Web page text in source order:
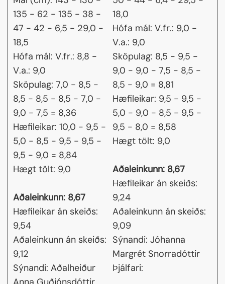
135 - 62 - 135 - 38 -
47 - 42 - 6,5 - 29,0 -
18,5
Hófa mál: V.fr.: 8,8 -
V.a.: 9,0
Sköpulag: 7,0 - 8,5 -
8,5 - 8,5 - 8,5 - 7,0 -
9,0 - 7,5 = 8,36
Hæfileikar: 10,0 - 9,5 -
5,0 - 8,5 - 9,5 - 9,5 -
9,5 - 9,0 = 8,84
Hægt tölt: 9,0
Aðaleinkunn: 8,67
Hæfileikar án skeiðs:
9,54
Aðaleinkunn án skeiðs:
9,12
Sýnandi: Aðalheiður
18,0
Hófa mál: V.fr.: 9,0 -
V.a.: 9,0
Sköpulag: 8,5 - 9,5 -
9,0 - 9,0 - 7,5 - 8,5 -
8,5 - 9,0 = 8,81
Hæfileikar: 9,5 - 9,5 -
5,0 - 9,0 - 8,5 - 9,5 -
9,5 - 8,0 = 8,58
Hægt tölt: 9,0
Aðaleinkunn: 8,67
Hæfileikar án skeiðs:
9,24
Aðaleinkunn án skeiðs:
9,09
Sýnandi: Jóhanna
Margrét Snorradóttir
Þjálfari: